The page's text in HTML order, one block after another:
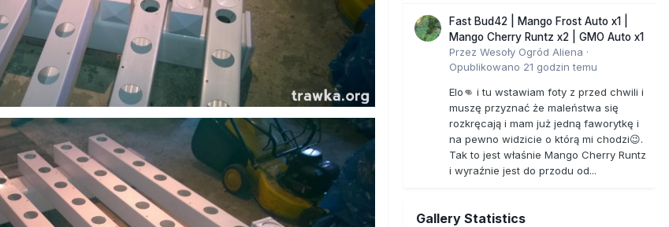
Fast Bud42 | Mango Frost Auto x1 |
Mango Cherry Runtz x2 | GMO Auto x1
Przez Wesoły Ogród Aliena ·
Opublikowano 21 godzin temu
Elo👊 i tu wstawiam foty z przed chwili i
muszę przyznać że maleństwa się
rozkręcają i mam już jedną faworytkę i
na pewno widzicie o którą mi chodzi😉.
Tak to jest właśnie Mango Cherry Runtz
i wyraźnie jest do przodu od...
Gallery Statistics